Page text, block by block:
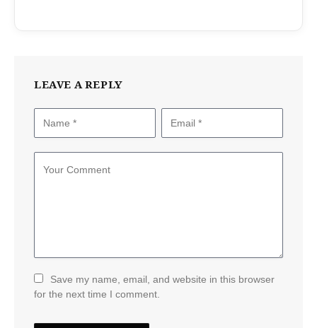
LEAVE A REPLY
Save my name, email, and website in this browser
for the next time I comment.